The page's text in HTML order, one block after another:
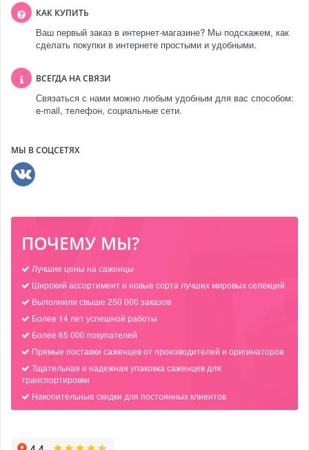
КАК КУПИТЬ
Ваш первый заказ в интернет-магазине? Мы подскажем, как
сделать покупки в интернете простыми и удобными.
ВСЕГДА НА СВЯЗИ
Связаться с нами можно любым удобным для вас способом:
e-mail, телефон, социальные сети.
МЫ В СОЦСЕТЯХ
ПОЧЕМУ МЫ?
Лучшие цены на саженцы
Широкий ассортимент и новые сорта лучших мировых селекций
Выполнили свыше 250 000 заказов
Более 14 лет успешной работы
Более 65 000 покупателей
Прямые поставки саженцев от производителей и оригинаторов
Тщательная и надежная упаковка саженцев для
транспортировки
Накопительные скидки для постоянных клиентов